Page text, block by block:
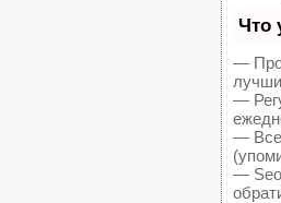
Что
—
—
— Все
—